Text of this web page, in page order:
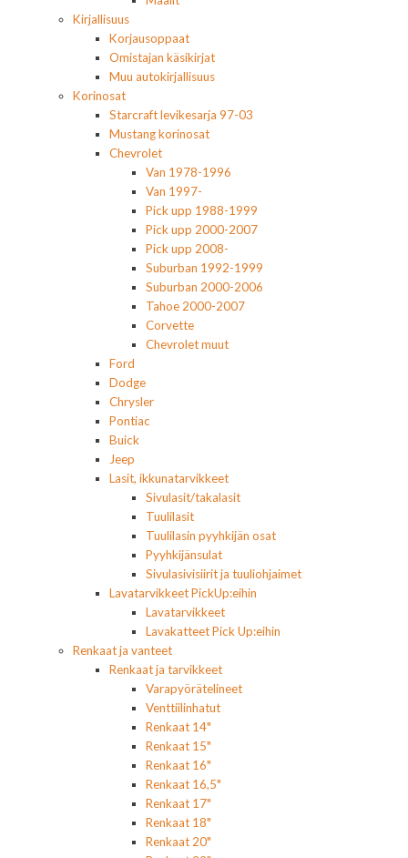
Kirjallisuus
Korjausoppaat
Omistajan käsikirjat
Muu autokirjallisuus
Korinosat
Starcraft levikesarja 97-03
Mustang korinosat
Chevrolet
Van 1978-1996
Van 1997-
Pick upp 1988-1999
Pick upp 2000-2007
Pick upp 2008-
Suburban 1992-1999
Suburban 2000-2006
Tahoe 2000-2007
Corvette
Chevrolet muut
Ford
Dodge
Chrysler
Pontiac
Buick
Jeep
Lasit, ikkunatarvikkeet
Sivulasit/takalasit
Tuulilasit
Tuulilasin pyyhkijän osat
Pyyhkijänsulat
Sivulasivisiirit ja tuuliohjaimet
Lavatarvikkeet PickUp:eihin
Lavatarvikkeet
Lavakatteet Pick Up:eihin
Renkaat ja vanteet
Renkaat ja tarvikkeet
Varapyörätelineet
Venttiilinhatut
Renkaat 14"
Renkaat 15"
Renkaat 16"
Renkaat 16,5"
Renkaat 17"
Renkaat 18"
Renkaat 20"